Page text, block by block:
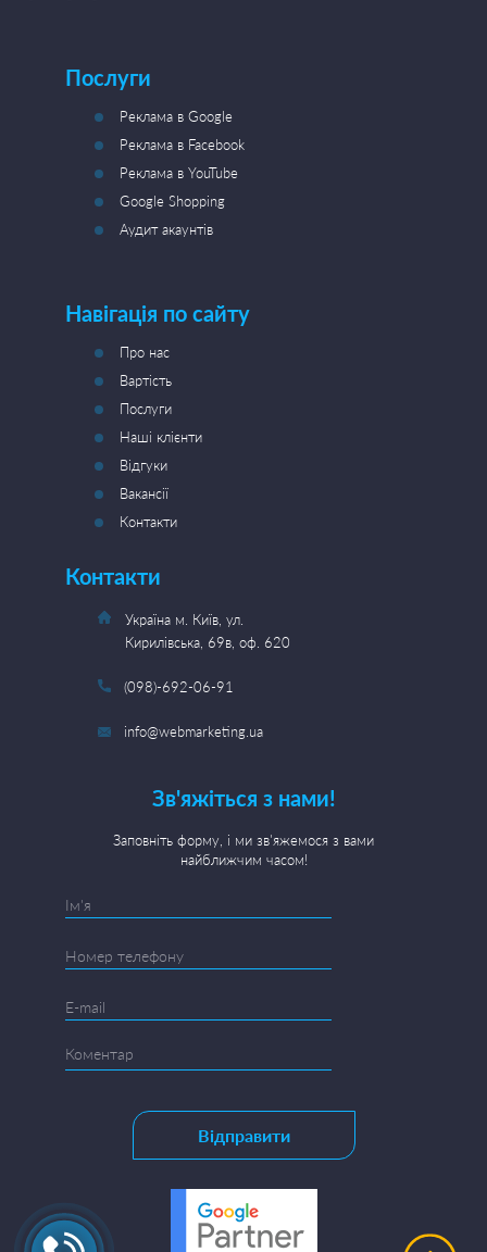
Послуги
Реклама в Google
Реклама в Facebook
Реклама в YouTube
Google Shopping
Аудит акаунтів
Навігація по сайту
Про нас
Вартість
Послуги
Наші клієнти
Відгуки
Вакансії
Контакти
Контакти
Україна м. Київ, ул.
Кирилівська, 69в, оф. 620
(098)-692-06-91
info@webmarketing.ua
Зв'яжіться з нами!
Заповніть форму, і ми зв'яжемося з вами
найближчим часом!
Відправити